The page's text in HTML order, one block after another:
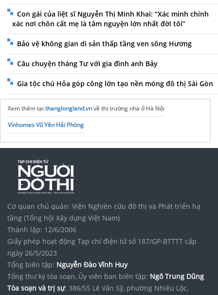
Con gái của liệt sĩ Nguyễn Thị Minh Khai: “Xác minh chính
xác nơi chôn cất mẹ là tâm nguyện lớn nhất đời tôi”
Bảo vệ không gian di sản thấp tầng ven sông Hương
Câu chuyện tháng Tư với gia đình anh Bảy
Gia tộc chú Hỏa góp công lớn tạo nền móng đô thị Sài Gòn
Xem thêm tại thanglongland.vnvề thị trường nhà ở Hà Nội
Vinhomes Vũ Yên Hải Phòng
Cơ quan chủ quản: Viện Nghiên cứu đô thị và Phát triển hạ
tầng (Tổng hội Xây dựng Việt Nam)
Thành lập: 12/6/2006
Giấy phép hoạt động Tạp chí điện tử số 187/GP-BTTTT cấp
ngày 26/5/2023
Tổng biên tập: Nguyễn Đào Vĩnh Huy
Tổng thư ký tòa soạn, Ủy viên ban biên tập: Ngô Trung Dũng
Tòa soạn và trị sự: 386/55 Lê Văn Sỹ, phường Nhiêu Lộc,